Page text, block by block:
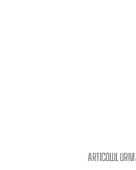
ARTICOLUL